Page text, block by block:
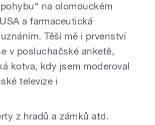
na olomouckém
a farmaceutická
Těší mě i prvenství
v posluchačské anketě,
kotva, kdy jsem moderoval
televize i
z hradů a zámků atd.